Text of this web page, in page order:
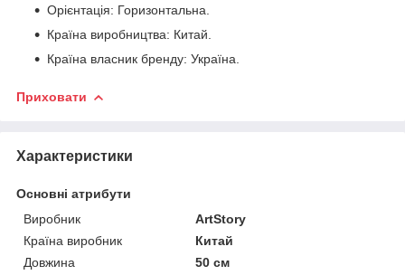
Орієнтація: Горизонтальна.
Країна виробництва: Китай.
Країна власник бренду: Україна.
Приховати
Характеристики
Основні атрибути
Виробник
ArtStory
Країна виробник
Китай
Довжина
50 см